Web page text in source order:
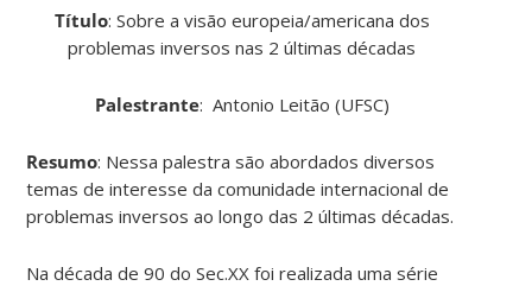
Título: Sobre a visão europeia/americana dos
problemas inversos nas 2 últimas décadas
Palestrante: Antonio Leitão (UFSC)
Resumo: Nessa palestra são abordados diversos
temas de interesse da comunidade internacional de
problemas inversos ao longo das 2 últimas décadas.
Na década de 90 do Sec.XX foi realizada uma série